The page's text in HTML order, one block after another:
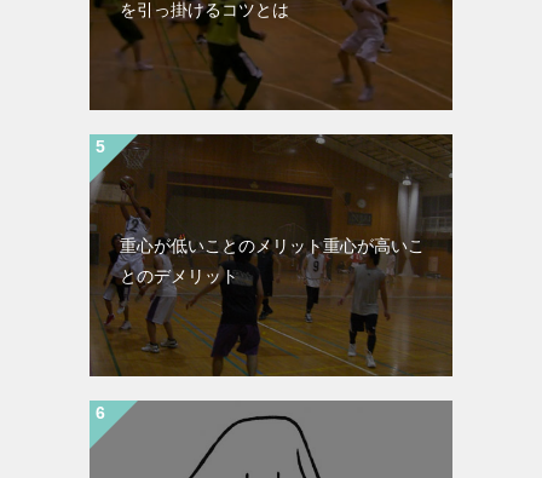
を引っ掛けるコツとは
重心が低いことのメリット重心が高いこ
とのデメリット